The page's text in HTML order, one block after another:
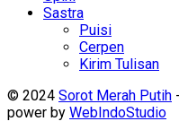
Sastra
Puisi
Cerpen
Kirim Tulisan
© 2024 Sorot Merah Putih
power by WebIndoStudio